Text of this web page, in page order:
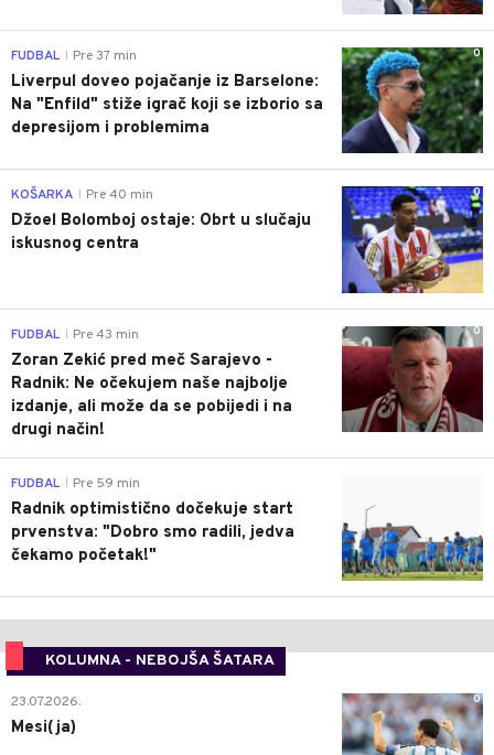
0
FUDBAL Pre 37 min
Liverpul doveo pojačanje iz Barselone:
Na "Enfild" stiže igrač koji se izborio sa
depresijom i problemima
0
KOŠARKA Pre 40 min
Džoel Bolomboj ostaje: Obrt u slučaju
iskusnog centra
0
FUDBAL Pre 43 min
Zoran Zekić pred meč Sarajevo -
Radnik: Ne očekujem naše najbolje
izdanje, ali može da se pobijedi i na
drugi način!
FUDBAL Pre 59 min
Radnik optimistično dočekuje start
prvenstva: "Dobro smo radili, jedva
čekamo početak!"
KOLUMNA - NEBOJŠA ŠATARA
0
23.07.2026.
Mesi(ja)